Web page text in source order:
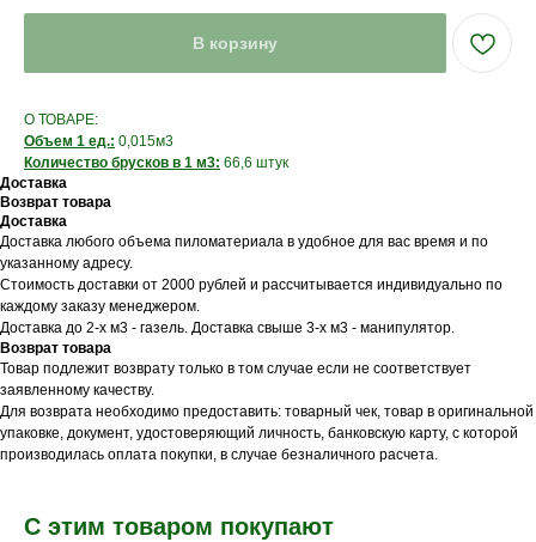
В корзину
О ТОВАРЕ:
Объем 1 ед.: 0,015м3
Количество брусков в 1 м3: 66,6 штук
Доставка
Возврат товара
Доставка
Доставка любого объема пиломатериала в удобное для вас время и по
указанному адресу.
Стоимость доставки от 2000 рублей и рассчитывается индивидуально по
каждому заказу менеджером.
Доставка до 2-х м3 - газель. Доставка свыше 3-х м3 - манипулятор.
Возврат товара
Товар подлежит возврату только в том случае если не соответствует
заявленному качеству.
Для возврата необходимо предоставить: товарный чек, товар в оригинальной
упаковке, документ, удостоверяющий личность, банковскую карту, с которой
производилась оплата покупки, в случае безналичного расчета.
С этим товаром покупают